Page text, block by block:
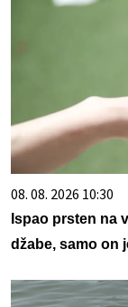
08. 08. 2026 10:30
Ispao prsten na
džabe, samo on